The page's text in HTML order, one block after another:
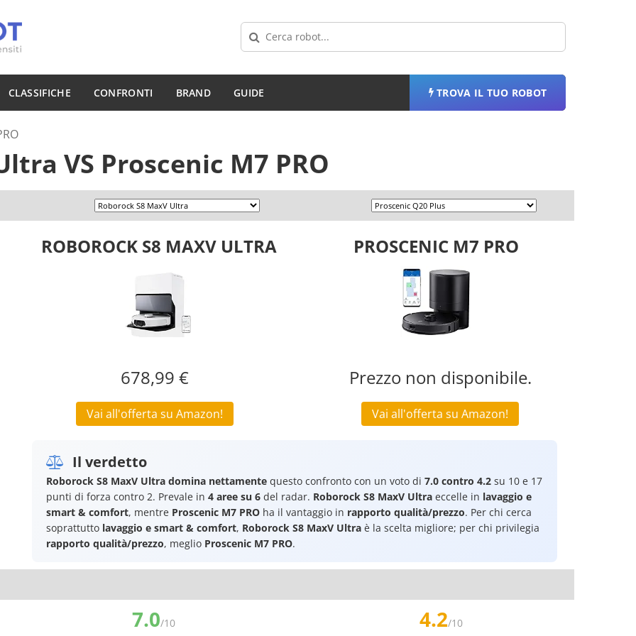
CLASSIFICHE CONFRONTI BRAND GUIDE TROVA IL TUO ROBOT
VS Proscenic M7 PRO
ROBOROCK S8 MAXV ULTRA PROSCENIC M7 PRO
678,99 €
Vai all'offerta su Amazon!
Prezzo non disponibile.
Vai all'offerta su Amazon!
Il verdetto
Roborock S8 MaxV Ultra domina nettamente questo confronto con un voto di 7.0 contro 4.2 su 10 e 17
punti di forza contro 2. Prevale in 4 aree su 6 del radar. Roborock S8 MaxV Ultra eccelle in lavaggio e
smart & comfort, mentre Proscenic M7 PRO ha il vantaggio in rapporto qualità/prezzo. Per chi cerca
soprattutto lavaggio e smart & comfort, Roborock S8 MaxV Ultra è la scelta migliore; per chi privilegia
rapporto qualità/prezzo, meglio Proscenic M7 PRO.
7.0/10 4.2/10